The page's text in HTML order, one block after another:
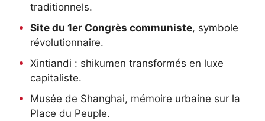
traditionnels.
Site du 1er Congrès communiste, symbole
révolutionnaire.
Xintiandi : shikumen transformés en luxe
capitaliste.
Musée de Shanghai, mémoire urbaine sur la
Place du Peuple.